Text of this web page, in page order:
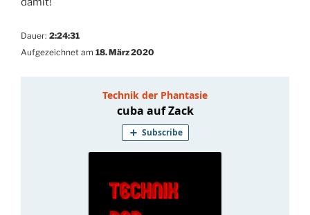
Dauer: 2:24:31
Aufgezeichnet am 18. März 2020